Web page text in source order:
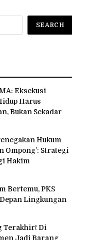
SEARCH
Eksekusi
Harus
Bukan Sekadar
Hukum
Ompong’: Strategi
Hakim
Bertemu, PKS
Lingkungan
Terakhir! Di
Jadi Barang